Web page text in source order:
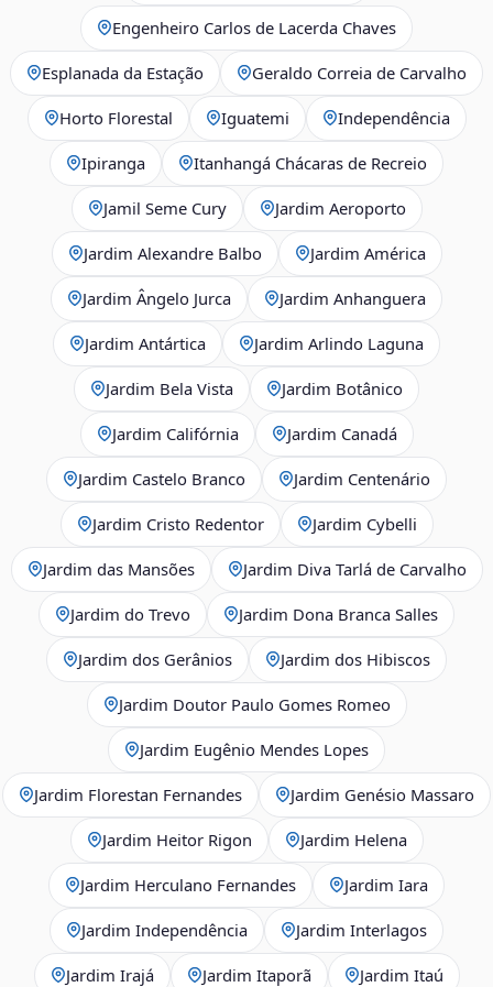
Engenheiro Carlos de Lacerda Chaves
Esplanada da Estação Geraldo Correia de Carvalho
Horto Florestal Iguatemi Independência
Ipiranga Itanhangá Chácaras de Recreio
Jamil Seme Cury Jardim Aeroporto
Jardim Alexandre Balbo Jardim América
Jardim Ângelo Jurca Jardim Anhanguera
Jardim Antártica Jardim Arlindo Laguna
Jardim Bela Vista Jardim Botânico
Jardim Califórnia Jardim Canadá
Jardim Castelo Branco Jardim Centenário
Jardim Cristo Redentor Jardim Cybelli
Jardim das Mansões Jardim Diva Tarlá de Carvalho
Jardim do Trevo Jardim Dona Branca Salles
Jardim dos Gerânios Jardim dos Hibiscos
Jardim Doutor Paulo Gomes Romeo
Jardim Eugênio Mendes Lopes
Jardim Florestan Fernandes Jardim Genésio Massaro
Jardim Heitor Rigon Jardim Helena
Jardim Herculano Fernandes Jardim Iara
Jardim Independência Jardim Interlagos
Jardim Irajá Jardim Itaporã Jardim Itaú